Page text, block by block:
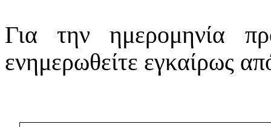
Για την ημερομηνία
ενημερωθείτε εγκαίρως